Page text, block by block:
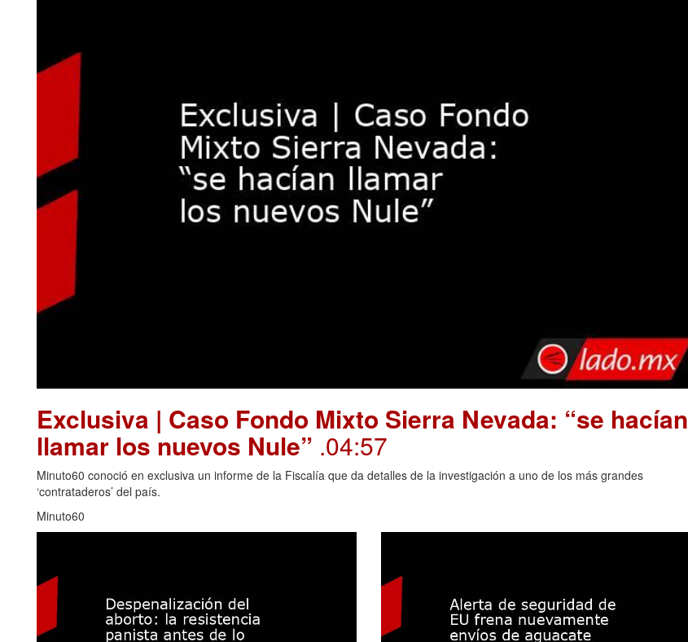
Exclusiva | Caso Fondo Mixto Sierra Nevada: “se hacían
llamar los nuevos Nule” .04:57
Minuto60 conoció en exclusiva un informe de la Fiscalía que da detalles de la investigación a uno de los más grandes
‘contrataderos’ del país.
Minuto60